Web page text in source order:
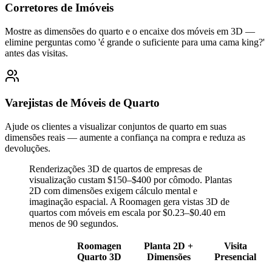
Corretores de Imóveis
Mostre as dimensões do quarto e o encaixe dos móveis em 3D —
elimine perguntas como 'é grande o suficiente para uma cama king?'
antes das visitas.
Varejistas de Móveis de Quarto
Ajude os clientes a visualizar conjuntos de quarto em suas
dimensões reais — aumente a confiança na compra e reduza as
devoluções.
Renderizações 3D de quartos de empresas de
visualização custam $150–$400 por cômodo. Plantas
2D com dimensões exigem cálculo mental e
imaginação espacial. A Roomagen gera vistas 3D de
quartos com móveis em escala por $0.23–$0.40 em
menos de 90 segundos.
Roomagen
Quarto 3D
Planta 2D +
Dimensões
Visita
Presencial